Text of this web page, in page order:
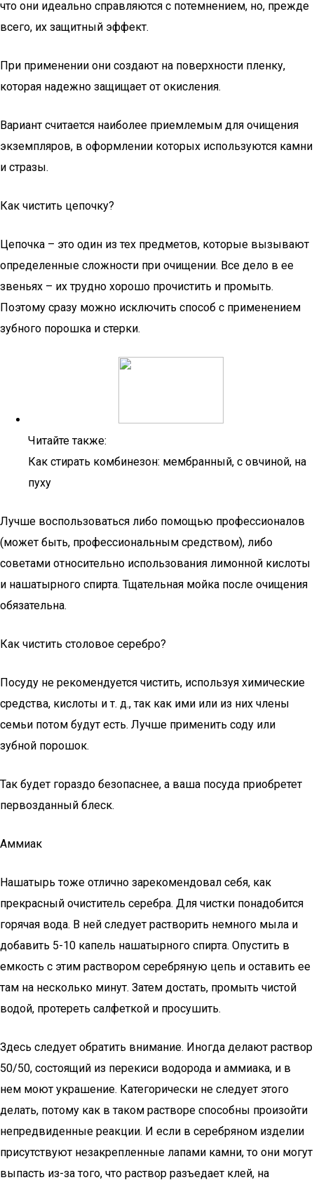
что они идеально справляются с потемнением, но, прежде
всего, их защитный эффект.
При применении они создают на поверхности пленку,
которая надежно защищает от окисления.
Вариант считается наиболее приемлемым для очищения
экземпляров, в оформлении которых используются камни
и стразы.
Как чистить цепочку?
Цепочка – это один из тех предметов, которые вызывают
определенные сложности при очищении. Все дело в ее
звеньях – их трудно хорошо прочистить и промыть.
Поэтому сразу можно исключить способ с применением
зубного порошка и стерки.
Читайте также:
Как стирать комбинезон: мембранный, с овчиной, на
пуху
Лучше воспользоваться либо помощью профессионалов
(может быть, профессиональным средством), либо
советами относительно использования лимонной кислоты
и нашатырного спирта. Тщательная мойка после очищения
обязательна.
Как чистить столовое серебро?
Посуду не рекомендуется чистить, используя химические
средства, кислоты и т. д., так как ими или из них члены
семьи потом будут есть. Лучше применить соду или
зубной порошок.
Так будет гораздо безопаснее, а ваша посуда приобретет
первозданный блеск.
Аммиак
Нашатырь тоже отлично зарекомендовал себя, как
прекрасный очиститель серебра. Для чистки понадобится
горячая вода. В ней следует растворить немного мыла и
добавить 5-10 капель нашатырного спирта. Опустить в
емкость с этим раствором серебряную цепь и оставить ее
там на несколько минут. Затем достать, промыть чистой
водой, протереть салфеткой и просушить.
Здесь следует обратить внимание. Иногда делают раствор
50/50, состоящий из перекиси водорода и аммиака, и в
нем моют украшение. Категорически не следует этого
делать, потому как в таком растворе способны произойти
непредвиденные реакции. И если в серебряном изделии
присутствуют незакрепленные лапами камни, то они могут
выпасть из-за того, что раствор разъедает клей, на